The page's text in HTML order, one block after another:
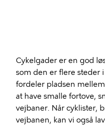
Cykelgader er en god
som den er flere steder
fordeler pladsen
at have smalle fortove,
vejbaner. Når cyklister,
vejbanen, kan vi også